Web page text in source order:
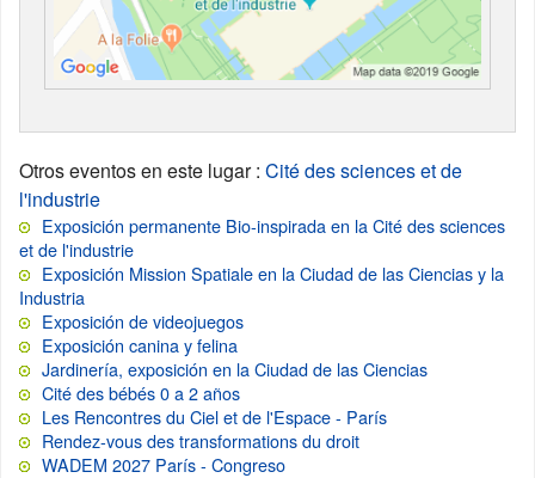
Otros eventos en este lugar: Cité des sciences et de
l'industrie
Exposición permanente Bio-inspirada en la Cité des sciences
et de l'industrie
Exposición Mission Spatiale en la Ciudad de las Ciencias y la
Industria
Exposición de videojuegos
Exposición canina y felina
Jardinería, exposición en la Ciudad de las Ciencias
Cité des bébés 0 a 2 años
Les Rencontres du Ciel et de l'Espace - París
Rendez-vous des transformations du droit
WADEM 2027 París - Congreso